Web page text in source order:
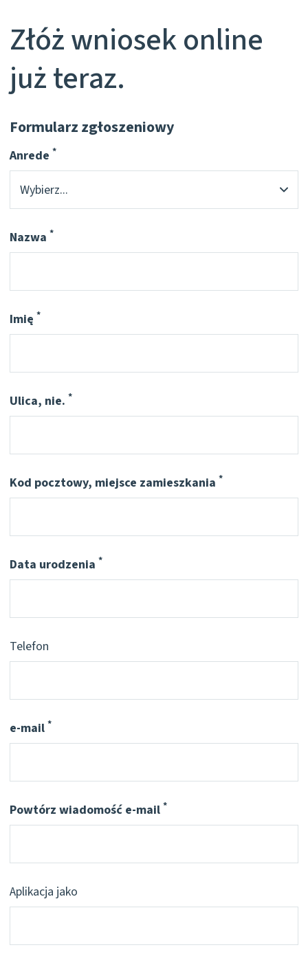
Złóż wniosek online
już teraz.
Formularz zgłoszeniowy
Anrede *
Pflichtfeld
Nazwa *
Pflichtfeld
Imię *
Pflichtfeld
Ulica, nie. *
Pflichtfeld
Kod pocztowy, miejsce zamieszkania *
Pflichtfeld
Data urodzenia *
Pflichtfeld
Telefon
e-mail *
Pflichtfeld
Powtórz wiadomość e-mail *
Pflichtfeld
Aplikacja jako